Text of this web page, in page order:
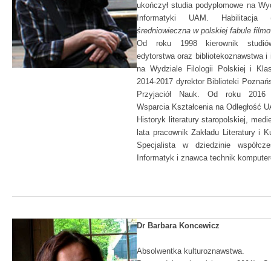
ukończył studia podyplomowe na
Informatyki UAM.
średniowieczna w polskiej fabule
Od roku 1998 kierownik
edytorstwa oraz bibliotekoznawstwa i
na Wydziale Filologii Polskiej i
2014-2017 dyrektor Biblioteki
Przyjaciół Nauk. Od roku 2016
Wsparcia Kształcenia na Odległość
Historyk literatury staropolskiej,
lata pracownik Zakładu Literatury i
Specjalista w dziedzinie
Informatyk i znawca technik
Dr Barbara Koncewicz
Absolwentka kulturoznawstwa.